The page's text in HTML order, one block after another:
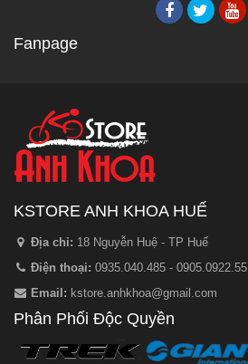
Fanpage
KSTORE ANH KHOA HUẾ
Địa chỉ: 18 Nguyễn Huệ - TP Huế
Điện thoại: 0935.040.485 - 0905.0922.55
Email: kstore.anhkhoa@gmail.com
Phân Phối Độc Quyền